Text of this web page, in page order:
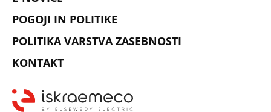
POGOJI IN POLITIKE
POLITIKA VARSTVA ZASEBNOSTI
KONTAKT